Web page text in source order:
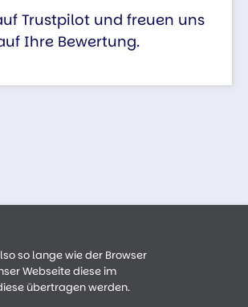
Trustpilot und freuen uns
Ihre Bewertung.
so lange wie der Browser
Webseite diese im
übertragen werden.